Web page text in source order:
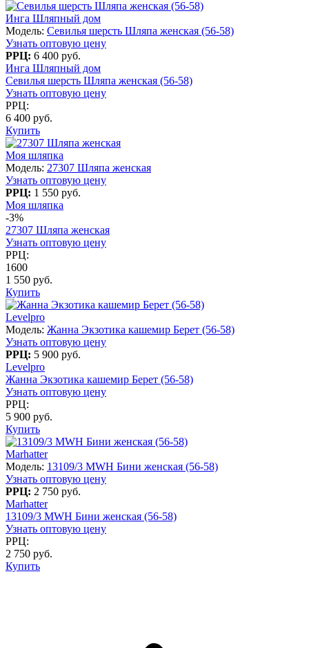
Инга Шляпный дом
Модель: Севилья шерсть Шляпа женская (56-58)
Узнать оптовую цену
РРЦ: 6 400 руб.
Инга Шляпный дом
Севилья шерсть Шляпа женская (56-58)
Узнать оптовую цену
РРЦ:
6 400 руб.
Купить
Моя шляпка
Модель: 27307 Шляпа женская
Узнать оптовую цену
РРЦ: 1 550 руб.
Моя шляпка
-3%
27307 Шляпа женская
Узнать оптовую цену
РРЦ:
1600
1 550 руб.
Купить
Levelpro
Модель: Жанна Экзотика кашемир Берет (56-58)
Узнать оптовую цену
РРЦ: 5 900 руб.
Levelpro
Жанна Экзотика кашемир Берет (56-58)
Узнать оптовую цену
РРЦ:
5 900 руб.
Купить
Marhatter
Модель: 13109/3 MWH Бини женская (56-58)
Узнать оптовую цену
РРЦ: 2 750 руб.
Marhatter
13109/3 MWH Бини женская (56-58)
Узнать оптовую цену
РРЦ:
2 750 руб.
Купить